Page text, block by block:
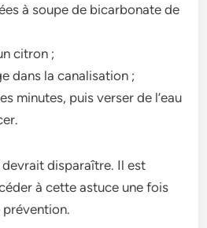
à soupe de bicarbonate de
citron ;
dans la canalisation ;
minutes, puis verser de l’eau
devrait disparaître. Il est
à cette astuce une fois
prévention.